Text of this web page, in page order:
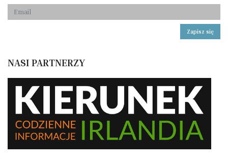
Zapisz się
NASI PARTNERZY